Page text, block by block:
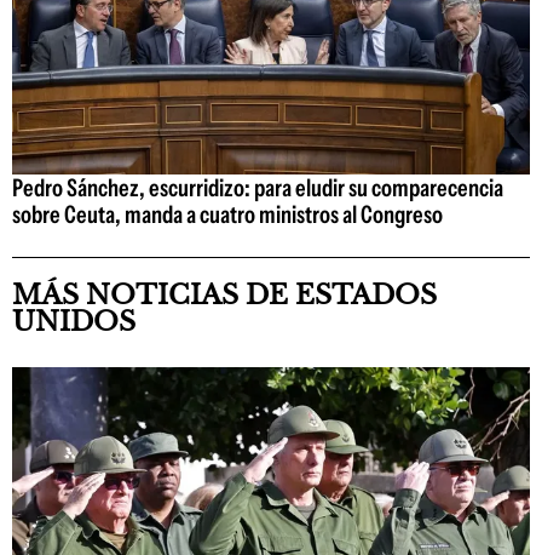
Pedro Sánchez, escurridizo: para eludir su comparecencia
sobre Ceuta, manda a cuatro ministros al Congreso
MÁS NOTICIAS DE ESTADOS
UNIDOS